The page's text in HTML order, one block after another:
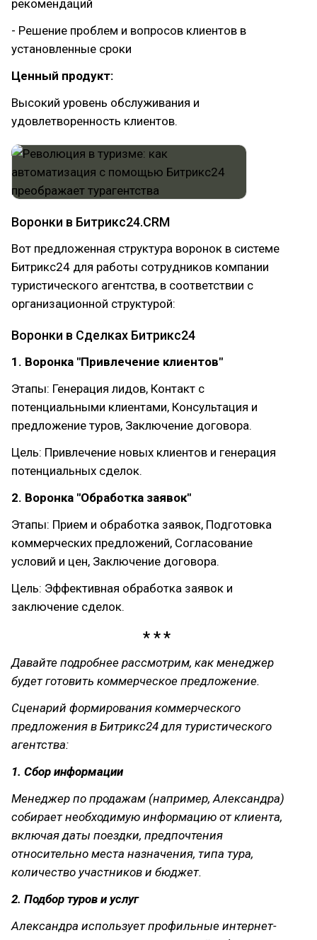
рекомендаций
- Решение проблем и вопросов клиентов в
установленные сроки
Ценный продукт:
Высокий уровень обслуживания и
удовлетворенность клиентов.
Воронки в Битрикс24.CRM
Вот предложенная структура воронок в системе
Битрикс24 для работы сотрудников компании
туристического агентства, в соответствии с
организационной структурой:
Воронки в Сделках Битрикс24
1. Воронка "Привлечение клиентов"
Этапы: Генерация лидов, Контакт с
потенциальными клиентами, Консультация и
предложение туров, Заключение договора.
Цель: Привлечение новых клиентов и генерация
потенциальных сделок.
2. Воронка "Обработка заявок"
Этапы: Прием и обработка заявок, Подготовка
коммерческих предложений, Согласование
условий и цен, Заключение договора.
Цель: Эффективная обработка заявок и
заключение сделок.
Давайте подробнее рассмотрим, как менеджер
будет готовить коммерческое предложение.
Сценарий формирования коммерческого
предложения в Битрикс24 для туристического
агентства:
1. Сбор информации
Менеджер по продажам (например, Александра)
собирает необходимую информацию от клиента,
включая даты поездки, предпочтения
относительно места назначения, типа тура,
количество участников и бюджет.
2. Подбор туров и услуг
Александра использует профильные интернет-